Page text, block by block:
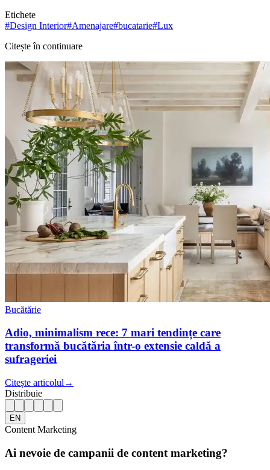
Etichete
#Design Interior#Amenajare#bucatarie#Lux
Citește în continuare
Bucătărie
Adio, minimalism rece: 7 mari tendințe care
transformă bucătăria într-o extensie caldă a
sufrageriei
Citește articolul →
Distribuie
EN
Content Marketing
Ai nevoie de campanii de content marketing?